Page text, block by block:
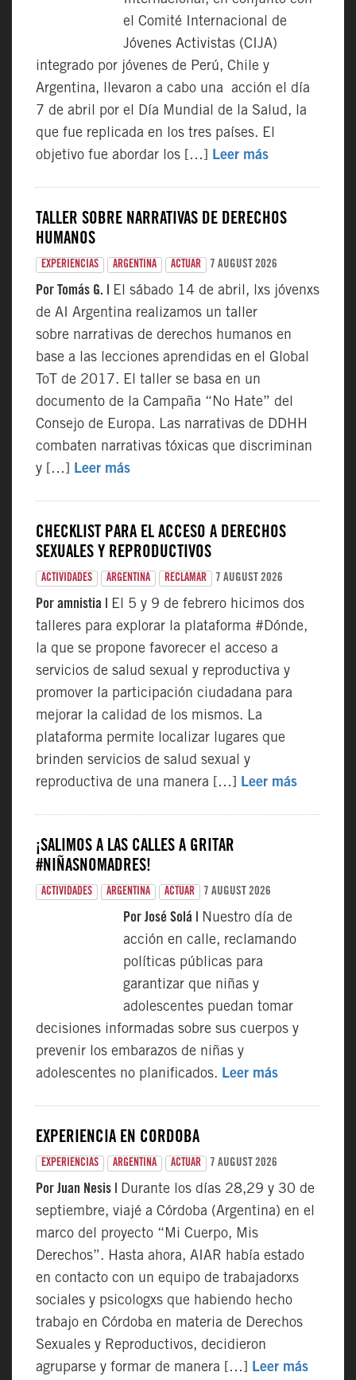
el Comité Internacional de
Jóvenes Activistas (CIJA)
integrado por jóvenes de Perú, Chile y
Argentina, llevaron a cabo una acción el día
7 de abril por el Día Mundial de la Salud, la
que fue replicada en los tres países. El
objetivo fue abordar los […] Leer más
TALLER SOBRE NARRATIVAS DE DERECHOS
HUMANOS
EXPERIENCIAS ARGENTINA ACTUAR 7 AUGUST 2026
Por Tomás G. | El sábado 14 de abril, lxs jóvenxs
de AI Argentina realizamos un taller
sobre narrativas de derechos humanos en
base a las lecciones aprendidas en el Global
ToT de 2017. El taller se basa en un
documento de la Campaña “No Hate” del
Consejo de Europa. Las narrativas de DDHH
combaten narrativas tóxicas que discriminan
y […] Leer más
CHECKLIST PARA EL ACCESO A DERECHOS
SEXUALES Y REPRODUCTIVOS
ACTIVIDADES ARGENTINA RECLAMAR 7 AUGUST 2026
Por amnistia | El 5 y 9 de febrero hicimos dos
talleres para explorar la plataforma #Dónde,
la que se propone favorecer el acceso a
servicios de salud sexual y reproductiva y
promover la participación ciudadana para
mejorar la calidad de los mismos. La
plataforma permite localizar lugares que
brinden servicios de salud sexual y
reproductiva de una manera […] Leer más
¡SALIMOS A LAS CALLES A GRITAR
#NIÑASNOMADRES!
ACTIVIDADES ARGENTINA ACTUAR 7 AUGUST 2026
Por José Solá | Nuestro día de
acción en calle, reclamando
políticas públicas para
garantizar que niñas y
adolescentes puedan tomar
decisiones informadas sobre sus cuerpos y
prevenir los embarazos de niñas y
adolescentes no planificados. Leer más
EXPERIENCIA EN CÓRDOBA
EXPERIENCIAS ARGENTINA ACTUAR 7 AUGUST 2026
Por Juan Nesis | Durante los días 28,29 y 30 de
septiembre, viajé a Córdoba (Argentina) en el
marco del proyecto “Mi Cuerpo, Mis
Derechos”. Hasta ahora, AIAR había estado
en contacto con un equipo de trabajadorxs
sociales y psicologxs que habiendo hecho
trabajo en Córdoba en materia de Derechos
Sexuales y Reproductivos, decidieron
agruparse y formar de manera […] Leer más